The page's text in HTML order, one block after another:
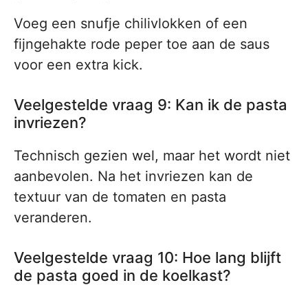
Voeg een snufje chilivlokken of een
fijngehakte rode peper toe aan de saus
voor een extra kick.
Veelgestelde vraag 9: Kan ik de pasta
invriezen?
Technisch gezien wel, maar het wordt niet
aanbevolen. Na het invriezen kan de
textuur van de tomaten en pasta
veranderen.
Veelgestelde vraag 10: Hoe lang blijft
de pasta goed in de koelkast?